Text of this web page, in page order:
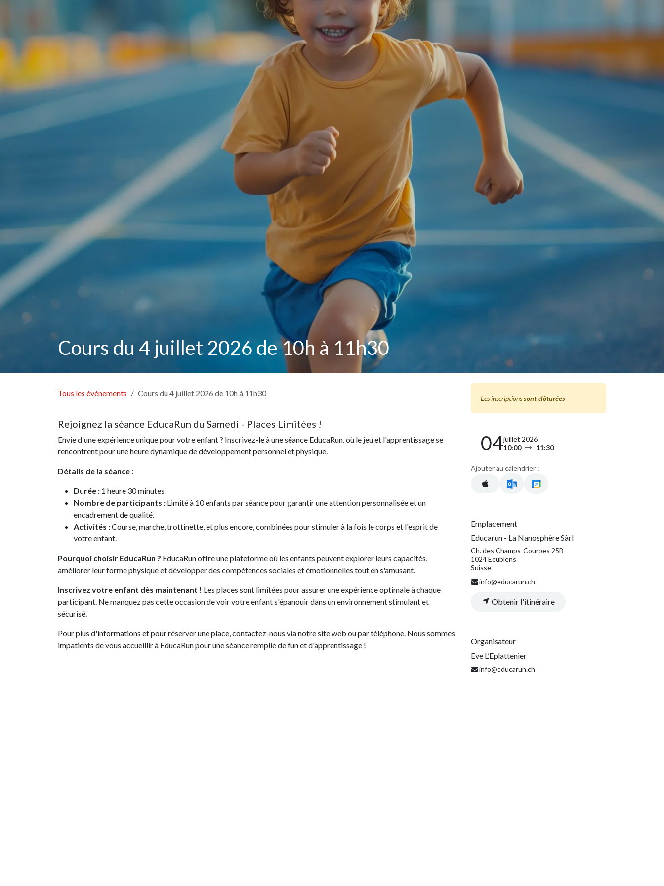
Cours du 4 juillet 2026 de 10h à 11h30
Tous les événements Cours du 4 juillet 2026 de 10h à 11h30
Rejoignez la séance EducaRun du Samedi - Places Limitées !
Envie d'une expérience unique pour votre enfant ? Inscrivez-le à une séance EducaRun, où le jeu et l'apprentissage se
rencontrent pour une heure dynamique de développement personnel et physique.
Détails de la séance :
Durée : 1 heure 30 minutes
Nombre de participants : Limité à 10 enfants par séance pour garantir une attention personnalisée et un
encadrement de qualité.
Activités :Course, marche, trottinette, et plus encore, combinées pour stimuler à la fois le corps et l'esprit de
votre enfant.
Pourquoi choisir EducaRun ? EducaRun offre une plateforme où les enfants peuvent explorer leurs capacités,
améliorer leur forme physique et développer des compétences sociales et émotionnelles tout en s'amusant.
Inscrivez votre enfant dès maintenant ! Les places sont limitées pour assurer une expérience optimale à chaque
participant. Ne manquez pas cette occasion de voir votre enfant s'épanouir dans un environnement stimulant et
sécurisé.
Pour plus d'informations et pour réserver une place, contactez-nous via notre site web ou par téléphone. Nous sommes
impatients de vous accueillir à EducaRun pour une séance remplie de fun et d'apprentissage !
Les inscriptionssont clôturées
04juillet 2026
10:00
11:30
Ajouter au calendrier :
Emplacement
Educarun - La Nanosphère Sàrl
Ch. des Champs-Courbes 25B
1024 Ecublens
Suisse
info@educarun.ch
Obtenir l'itinéraire
Organisateur
Eve L’Eplattenier
info@educarun.ch